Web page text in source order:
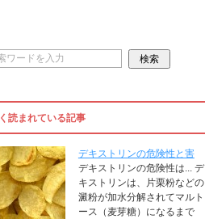
読まれている記事
デキストリンの危険性と害
デキストリンの危険性は... デ
キストリンは、片栗粉などの
澱粉が加水分解されてマルト
ース（麦芽糖）になるまで